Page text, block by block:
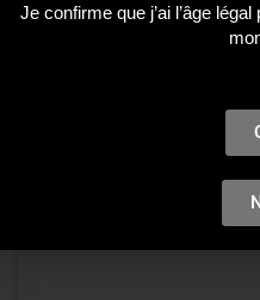
Je confirme que j’ai l’âge